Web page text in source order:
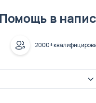
в
2000+